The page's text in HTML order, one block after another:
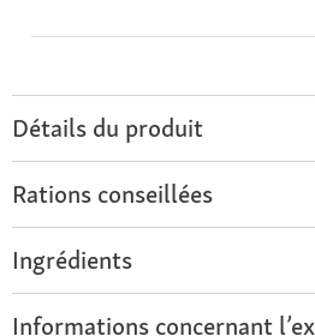
Détails du produit
Rations conseillées
Ingrédients
Informations concernant